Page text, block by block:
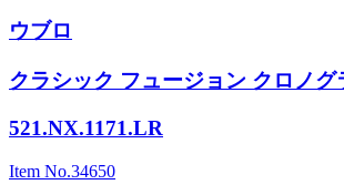
ウブロ
クラシック フュージョン クロノグ
521.NX.1171.LR
Item No.34650